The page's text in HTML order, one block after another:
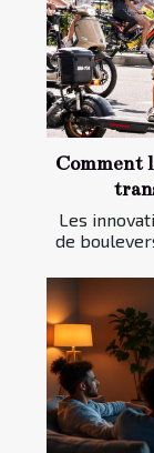
Comment
Les
de